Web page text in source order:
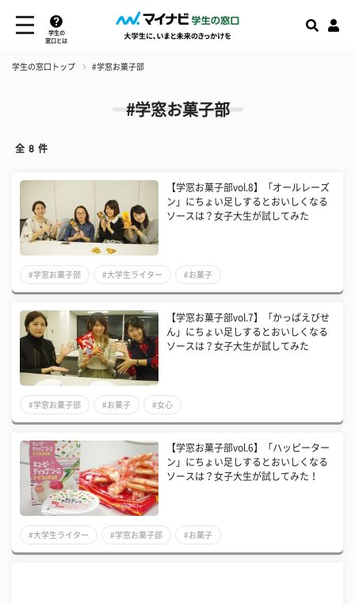
学生の
窓口とは
学生の窓口トップ #学窓お菓子部
#学窓お菓子部
全 8 件
【学窓お菓子部vol.8】「オールレーズ
ン」にちょい足しするとおいしくなる
ソースは？女子大生が試してみた
#学窓お菓子部 #大学生ライター #お菓子
【学窓お菓子部vol.7】「かっぱえびせ
ん」にちょい足しするとおいしくなる
ソースは？女子大生が試してみた
#学窓お菓子部 #お菓子 #女心
【学窓お菓子部vol.6】「ハッピーター
ン」にちょい足しするとおいしくなる
ソースは？女子大生が試してみた！
#大学生ライター #学窓お菓子部 #お菓子